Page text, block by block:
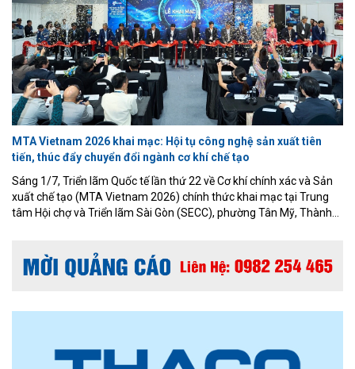
MTA Vietnam 2026 khai mạc: Hội tụ công nghệ sản xuất tiên
tiến, thúc đẩy chuyển đổi ngành cơ khí chế tạo
Sáng 1/7, Triển lãm Quốc tế lần thứ 22 về Cơ khí chính xác và Sản
xuất chế tạo (MTA Vietnam 2026) chính thức khai mạc tại Trung
tâm Hội chợ và Triển lãm Sài Gòn (SECC), phường Tân Mỹ, Thành
cơ khí, chế tạo và công nghiệp hỗ trợ trong bối cảnh sản xuất thông
minh đang phát triển mạnh mẽ.